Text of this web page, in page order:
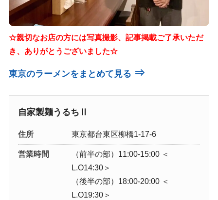
☆親切なお店の方には写真撮影、記事掲載ご了承いただ
き、ありがとうございました☆
東京のラーメンをまとめて見る ⇒
自家製麺うるちⅡ
住所 東京都台東区柳橋1-17-6
営業時間
（前半の部）11:00-15:00 ＜
L.O14:30＞
（後半の部）18:00-20:00 ＜
L.O19:30＞